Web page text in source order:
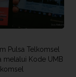
Pulsa Telkomsel
melalui Kode UMB